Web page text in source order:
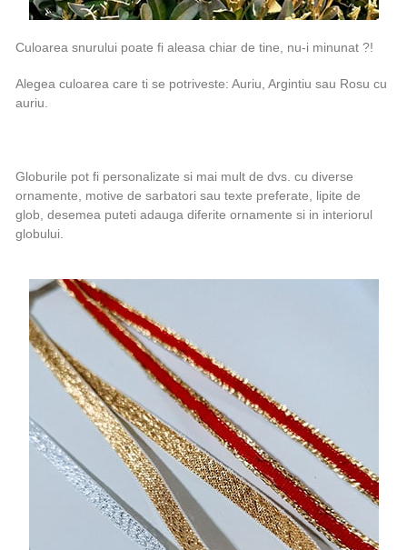
Culoarea snurului poate fi aleasa chiar de tine, nu-i minunat ?!
Alegea culoarea care ti se potriveste: Auriu, Argintiu sau Rosu cu
auriu.
Globurile pot fi personalizate si mai mult de dvs. cu diverse
ornamente, motive de sarbatori sau texte preferate, lipite de
glob, desemea puteti adauga diferite ornamente si in interiorul
globului.